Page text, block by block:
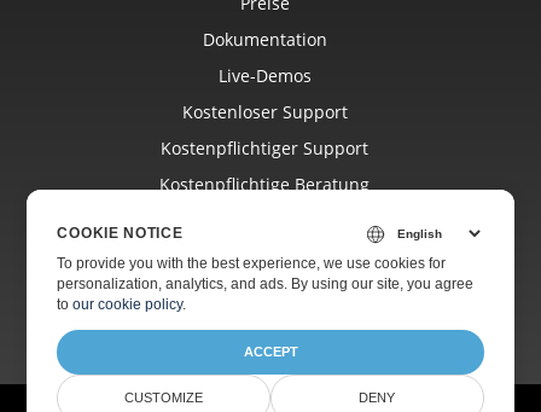
Dokumentation
Live-Demos
Kostenloser Support
Kostenpflichtiger Support
Kostenpflichtige Beratung
Websites
Über Uns
COOKIE NOTICE
To provide you with the best experience, we use cookies for
personalization, analytics, and ads. By using our site, you agree
toour cookie policy.
ACCEPT
CUSTOMIZE DENY